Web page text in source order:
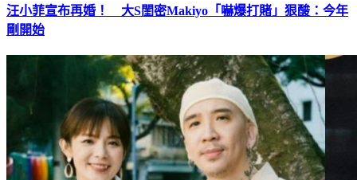
汪小菲宣布再婚！ 大S閨密Makiyo「嚇爆打賭」狠酸：今年
剛開始